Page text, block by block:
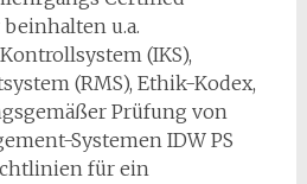
u.a.
(IKS),
(RMS), Ethik-Kodex,
Prüfung von
Systemen IDW PS
für ein